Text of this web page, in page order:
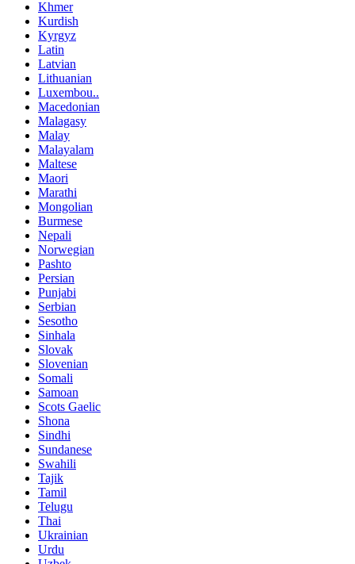
Khmer
Kurdish
Kyrgyz
Latin
Latvian
Lithuanian
Luxembou..
Macedonian
Malagasy
Malay
Malayalam
Maltese
Maori
Marathi
Mongolian
Burmese
Nepali
Norwegian
Pashto
Persian
Punjabi
Serbian
Sesotho
Sinhala
Slovak
Slovenian
Somali
Samoan
Scots Gaelic
Shona
Sindhi
Sundanese
Swahili
Tajik
Tamil
Telugu
Thai
Ukrainian
Urdu